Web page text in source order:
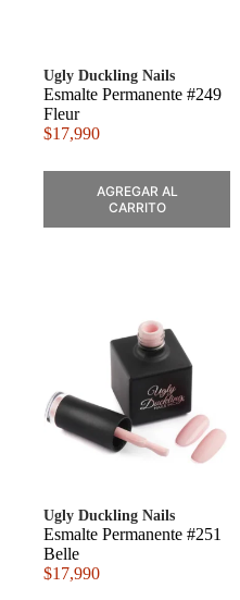
Ugly Duckling Nails
Esmalte Permanente #249
Fleur
$17,990
AGREGAR AL
CARRITO
Ugly Duckling Nails
Esmalte Permanente #251
Belle
$17,990